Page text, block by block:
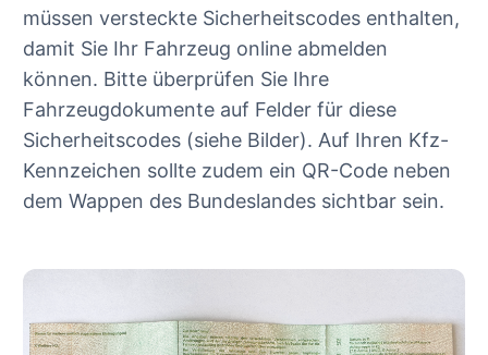
müssen versteckte Sicherheitscodes enthalten,
damit Sie Ihr Fahrzeug online abmelden
können. Bitte überprüfen Sie Ihre
Fahrzeugdokumente auf Felder für diese
Sicherheitscodes (siehe Bilder). Auf Ihren Kfz-
Kennzeichen sollte zudem ein QR-Code neben
dem Wappen des Bundeslandes sichtbar sein.